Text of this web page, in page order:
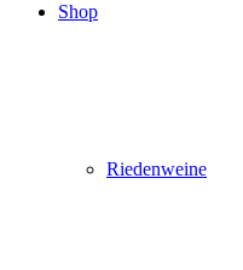
Shop
Riedenweine